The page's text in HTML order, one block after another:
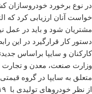
در نوع برخورد خودروسازان
خواست آنان ارزیابی کرد که
مشتریان شود و باید در عمل
دستور کار قرارگیرد در این
کارکنان و سایپا براساس